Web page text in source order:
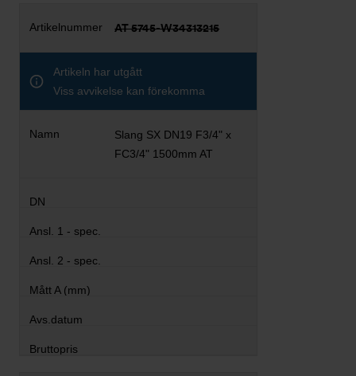
AT 5745-W34313215
Artikeln har utgått
Viss avvikelse kan förekomma
Slang SX DN19 F3/4" x
FC3/4" 1500mm AT